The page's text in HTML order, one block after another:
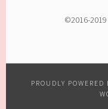
©2016-2019
PROUDLY POWERED